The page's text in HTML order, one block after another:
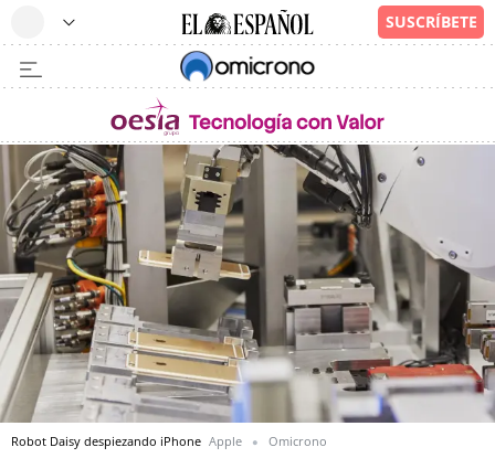
Robot Daisy despiezando iPhone Apple Omicrono